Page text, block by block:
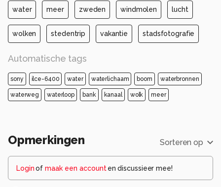
water meer zweden windmolen lucht
wolken stedentrip vakantie stadsfotografie
Automatische tags
sony ilce-6400 water waterlichaam boom waterbronnen
waterweg waterloop bank kanaal wolk meer
Opmerkingen Sorteren op
Loginof maak een account en discussieer mee!